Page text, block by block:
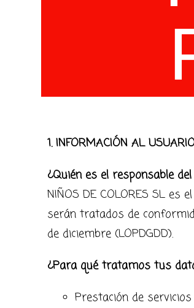
1. INFORMACIÓN AL
¿Quién es el responsable
NIÑOS DE COLORES SL
serán tratados de
de diciembre (LOPDGDD).
¿Para qué tratamos tus
Prestación de